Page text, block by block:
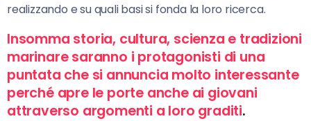
realizzando e su quali basi si fonda la loro ricerca.
Insomma storia, cultura, scienza e tradizioni
marinare saranno i protagonisti di una
puntata che si annuncia molto interessante
perché apre le porte anche ai giovani
attraverso argomenti a loro graditi.